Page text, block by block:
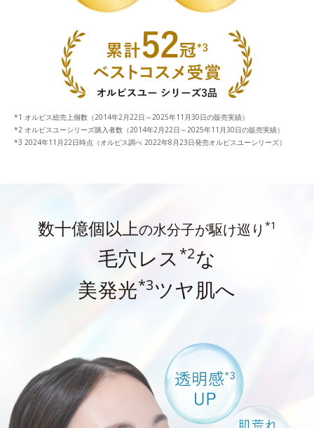
オルビス総売上個数（2014年2月22日～2025年11月30日の販売実績）
オルビスユーシリーズ購入者数（2014年2月22日～2025年11月30日の販売実績）
2024年11月22日時点（オルビス調べ 2022年8月23日発売オルビスユーシリーズ）
数十億個以上の水分子が駆け巡り *1
毛穴レス *2な
美発光*3ツヤ肌へ